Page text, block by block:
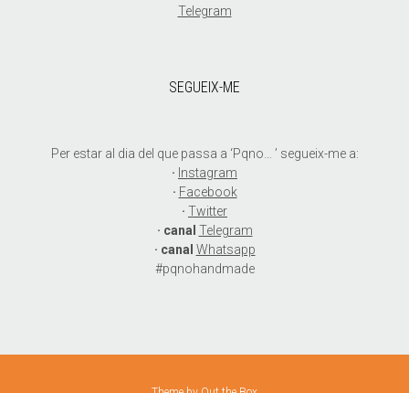
Telegram
SEGUEIX-ME
Per estar al dia del que passa a ‘Pqno… ’ segueix-me a:
· Instagram
· Facebook
· Twitter
· canal Telegram
· canal Whatsapp
#pqnohandmade